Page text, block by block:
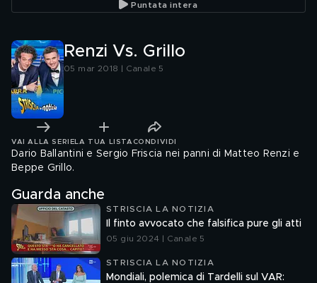
Puntata intera
Renzi Vs. Grillo
05 mar 2018 | Canale 5
VAI ALLA SERIE LA TUA LISTA CONDIVIDI
Dario Ballantini e Sergio Friscia nei panni di Matteo Renzi e
Beppe Grillo.
Guarda anche
STRISCIA LA NOTIZIA
Il finto avvocato che falsifica pure gli atti
05 giu 2024 | Canale 5
STRISCIA LA NOTIZIA
Mondiali, polemica di Tardelli sul VAR: